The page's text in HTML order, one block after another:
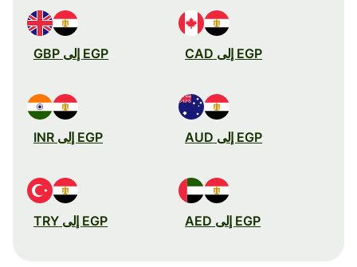
EGP إلى CAD EGP إلى GBP
EGP إلى AUD EGP إلى INR
EGP إلى AED EGP إلى TRY